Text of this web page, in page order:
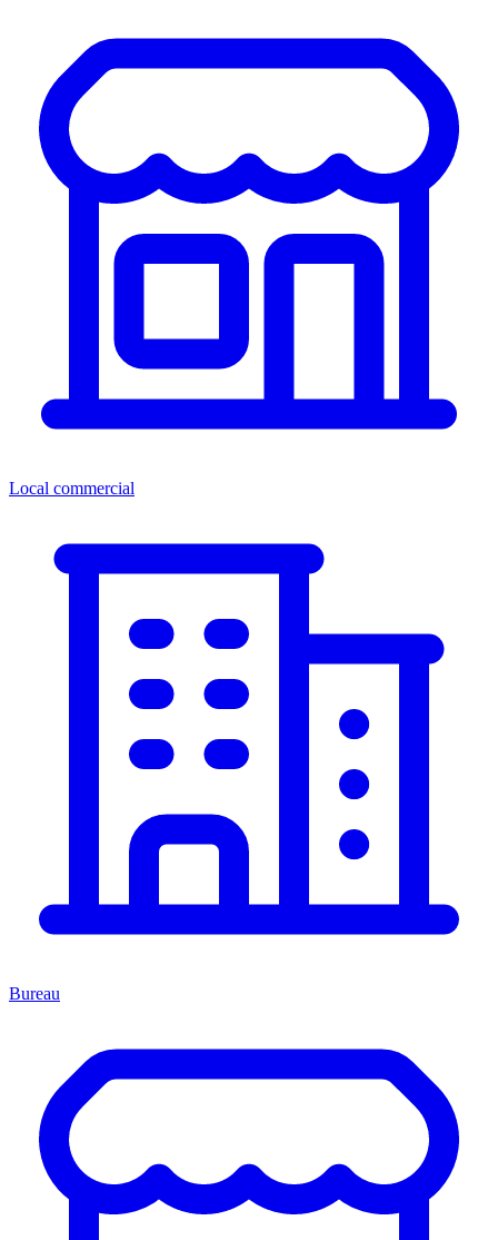
Local commercial
Bureau